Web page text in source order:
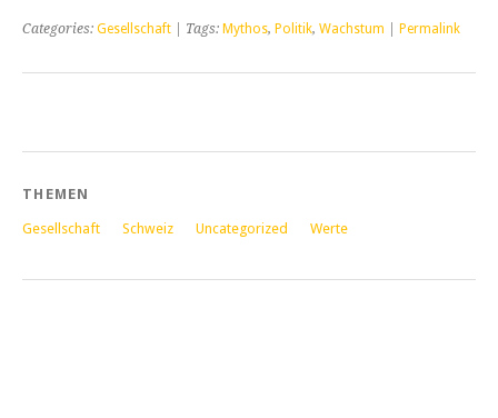
Categories: Gesellschaft | Tags: Mythos, Politik, Wachstum Permalink
THEMEN
Gesellschaft Schweiz Uncategorized Werte